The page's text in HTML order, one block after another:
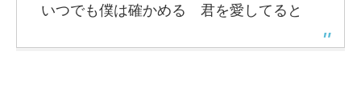
いつでも僕は確かめる 君を愛してると